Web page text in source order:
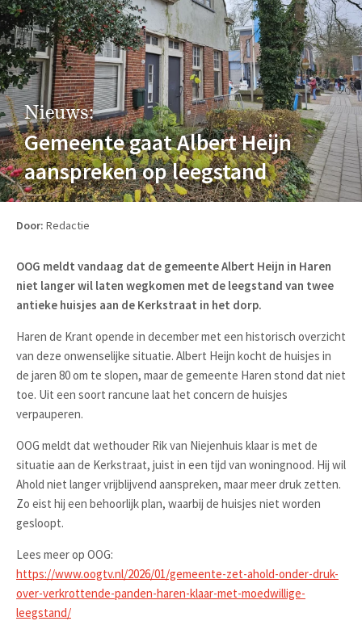
Nieuws:
Gemeente gaat Albert Heijn
aanspreken op leegstand
Door: Redactie
OOG meldt vandaag dat de gemeente Albert Heijn in Haren
niet langer wil laten wegkomen met de leegstand van twee
antieke huisjes aan de Kerkstraat in het dorp.
Haren de Krant opende in december met een historisch overzicht
van deze onwenselijke situatie. Albert Heijn kocht de huisjes in
de jaren 80 om te slopen, maar de gemeente Haren stond dat niet
toe. Uit een soort rancune laat het concern de huisjes
verpauperen.
OOG meldt dat wethouder Rik van Niejenhuis klaar is met de
situatie aan de Kerkstraat, juist in een tijd van woningnood. Hij wil
Ahold niet langer vrijblijvend aanspreken, maar meer druk zetten.
Zo eist hij een behoorlijk plan, waarbij de huisjes niet worden
gesloopt.
Lees meer op OOG:
https://www.oogtv.nl/2026/01/gemeente-zet-ahold-onder-druk-
over-verkrottende-panden-haren-klaar-met-moedwillige-
leegstand/